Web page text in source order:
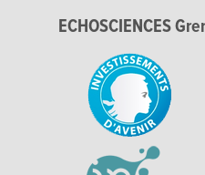
ECHOSCIENCES